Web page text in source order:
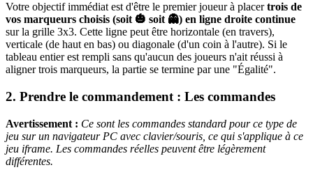
Votre objectif immédiat est d'être le premier joueur à placertrois de
vos marqueurs choisis (soit 🎃 soit 👻) en ligne droite continue
sur la grille 3x3. Cette ligne peut être horizontale (en travers),
verticale (de haut en bas) ou diagonale (d'un coin à l'autre). Si le
tableau entier est rempli sans qu'aucun des joueurs n'ait réussi à
aligner trois marqueurs, la partie se termine par une "Égalité".
2. Prendre le commandement : Les commandes
Avertissement : Ce sont les commandes standard pour ce type de
jeu sur un navigateur PC avec clavier/souris, ce qui s'applique à ce
jeu iframe. Les commandes réelles peuvent être légèrement
différentes.